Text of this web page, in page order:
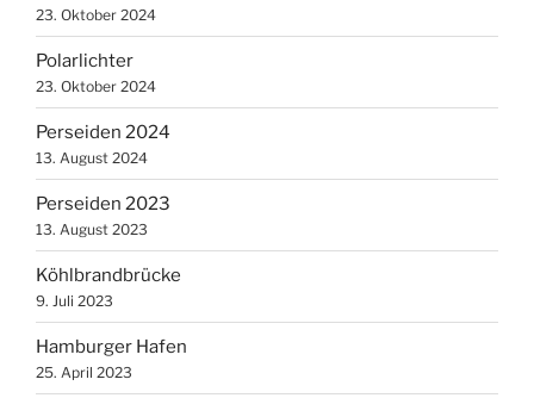
23. Oktober 2024
Polarlichter
23. Oktober 2024
Perseiden 2024
13. August 2024
Perseiden 2023
13. August 2023
Köhlbrandbrücke
9. Juli 2023
Hamburger Hafen
25. April 2023